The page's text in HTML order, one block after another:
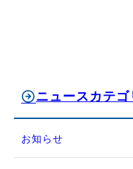
ニュースカテゴ
お知らせ